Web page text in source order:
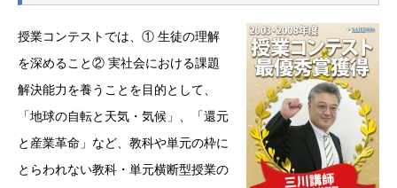
授業コンテストでは、① 生徒の理解
を深めること② 実社会における課題
解決能力を養うことを目的として、
「地球の自転と天気・気候」、「還元
と産業革命」など、教科や単元の枠に
とらわれない教科・単元横断型授業の